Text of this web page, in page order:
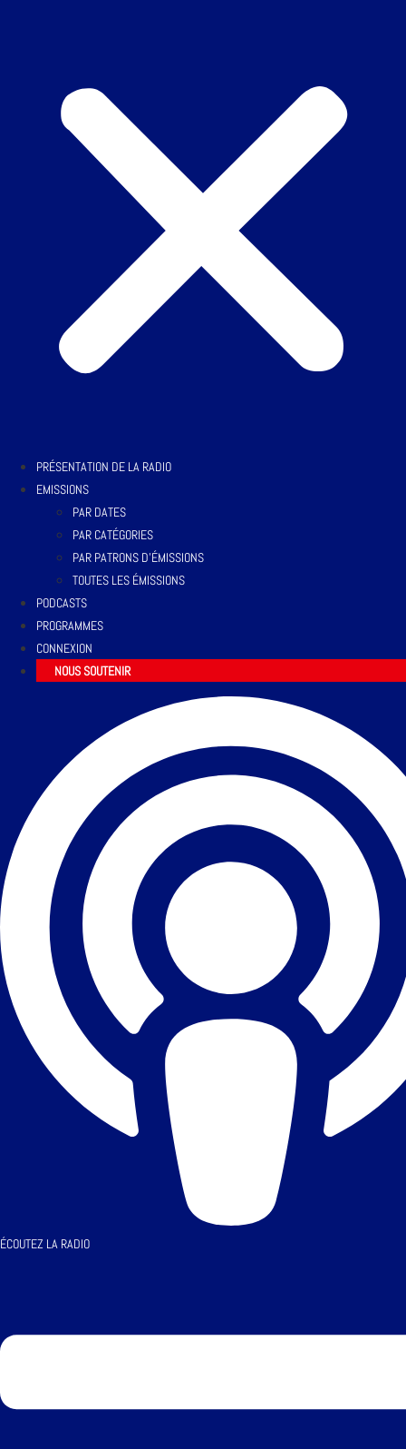
PRÉSENTATION DE LA RADIO
EMISSIONS
PAR DATES
PAR CATÉGORIES
PAR PATRONS D’ÉMISSIONS
TOUTES LES ÉMISSIONS
PODCASTS
PROGRAMMES
CONNEXION
NOUS SOUTENIR
ÉCOUTEZ LA RADIO